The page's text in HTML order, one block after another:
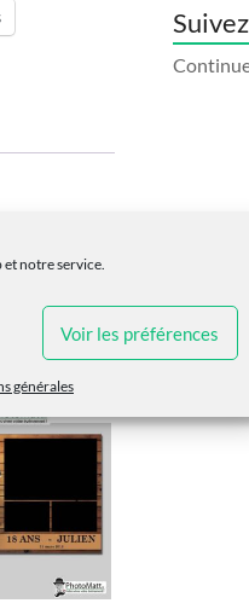
notre service.
Voir les préférences
générales